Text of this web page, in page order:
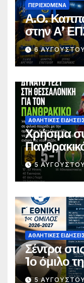
ΠΕΡΙΕΧΌΜΕΝΑ
Α.Ο.
στην Α’
επένδυση
6
ΑΘΛΗΤΙΚΈΣ
Χρήσιμα
5
ΑΘΛΗΤΙΚΈΣ
Σέντρα
1ο όμιλο
5